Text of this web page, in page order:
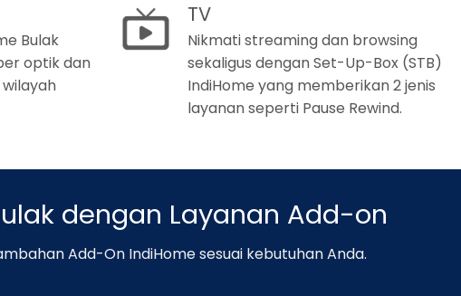
Bulak
optik dan
TV
Nikmati streaming dan browsing
sekaligus dengan Set-Up-Box (STB)
IndiHome yang memberikan 2 jenis
layanan seperti Pause Rewind.
dengan Layanan Add-on
Add-On IndiHome sesuai kebutuhan Anda.